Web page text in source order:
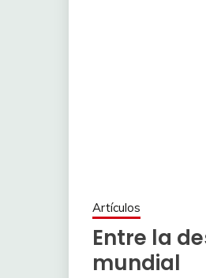
Artículos
Entre la
mundial